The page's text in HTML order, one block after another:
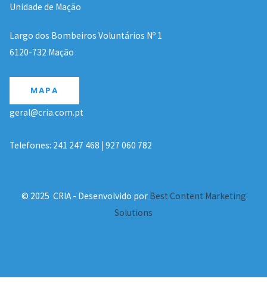
Unidade de Mação
Largo dos Bombeiros Voluntários Nº 1
6120-732 Mação
MAPA
geral@cria.com.pt
Telefones: 241 247 468 | 927 060 782
© 2025 CRIA - Desenvolvido por Best Content Marketing
Solutions